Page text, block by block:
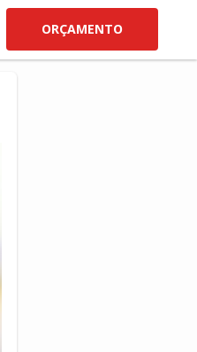
ORÇAMENTO